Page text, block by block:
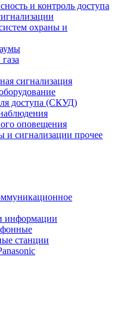
и контроль доступа
охраны и
сигнализация
доступа (СКУД)
оповещения
и сигнализации прочее
информации
станции